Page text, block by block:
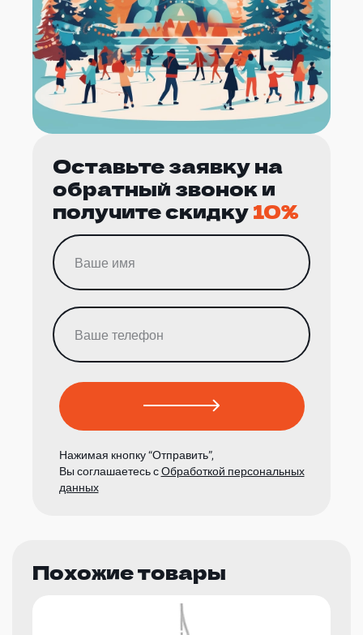
Оставьте заявку на
обратный звонок и
получите скидку10%
Нажимая кнопку “Отправить”,
Вы соглашаетесь сОбработкой персональных
данных
Похожие товары